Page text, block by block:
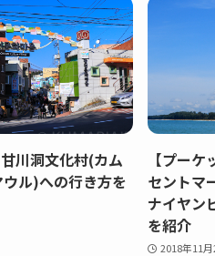
川洞文化村(カム
ル)への行き方を
【プー
セントマ
ナイヤン
を紹介
2018年11